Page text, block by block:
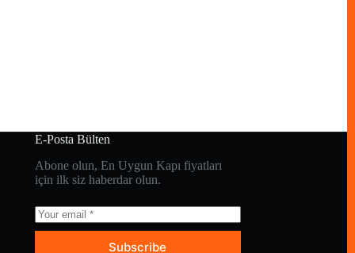
E-Posta Bülten
Abone olun, En Uygun Kapı fiyatları
için ilk siz haberdar olun.
Subscribe